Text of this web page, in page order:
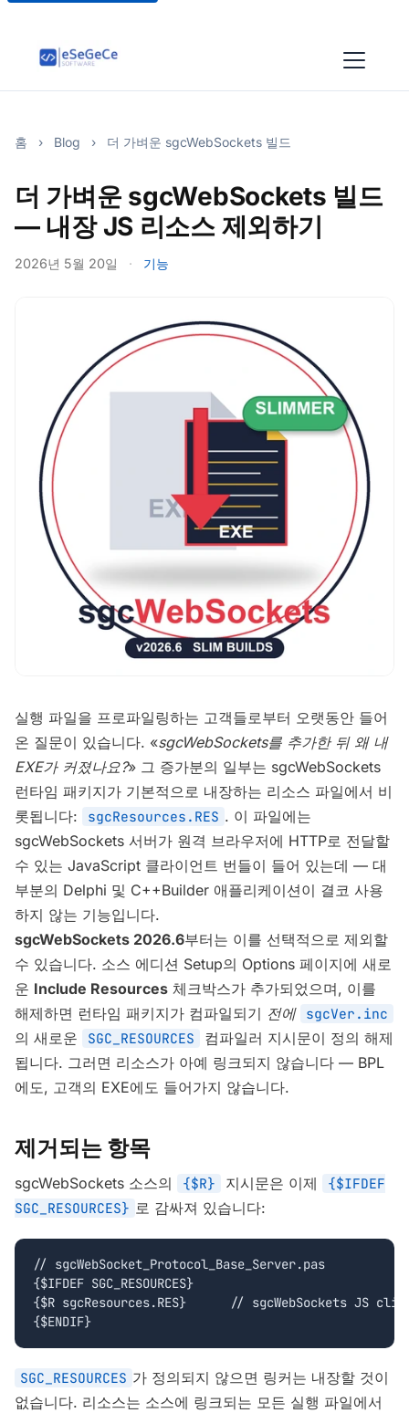
홈 › Blog › 더 가벼운 sgcWebSockets 빌드
더 가벼운 sgcWebSockets 빌드
— 내장 JS 리소스 제외하기
2026년 5월 20일 · 기능
실행 파일을 프로파일링하는 고객들로부터 오랫동안 들어
온 질문이 있습니다. «sgcWebSockets를 추가한 뒤 왜 내
EXE가 커졌나요?» 그 증가분의 일부는 sgcWebSockets
런타임 패키지가 기본적으로 내장하는 리소스 파일에서 비
롯됩니다:
sgcResources.RES . 이 파일에는
sgcWebSockets 서버가 원격 브라우저에 HTTP로 전달할
수 있는 JavaScript 클라이언트 번들이 들어 있는데 — 대
부분의 Delphi 및 C++Builder 애플리케이션이 결코 사용
하지 않는 기능입니다.
sgcWebSockets 2026.6부터는 이를 선택적으로 제외할
수 있습니다. 소스 에디션 Setup의 Options 페이지에 새로
운 Include Resources 체크박스가 추가되었으며, 이를
해제하면 런타임 패키지가 컴파일되기 전에 sgcVer.inc
의 새로운 SGC_RESOURCES
컴파일러 지시문이 정의 해제
됩니다. 그러면 리소스가 아예 링크되지 않습니다 — BPL
에도, 고객의 EXE에도 들어가지 않습니다.
제거되는 항목
sgcWebSockets 소스의 {$R} 지시문은 이제
{$IFDEF
SGC_RESOURCES} 로 감싸져 있습니다:
// sgcWebSocket_Protocol_Base_Server.pas
{$IFDEF SGC_RESOURCES}
{$R sgcResources.RES}      // sgcWebSockets JS
{$ENDIF}
SGC_RESOURCES 가 정의되지 않으면 링커는 내장할 것이
없습니다. 리소스는 소스에 링크되는 모든 실행 파일에서